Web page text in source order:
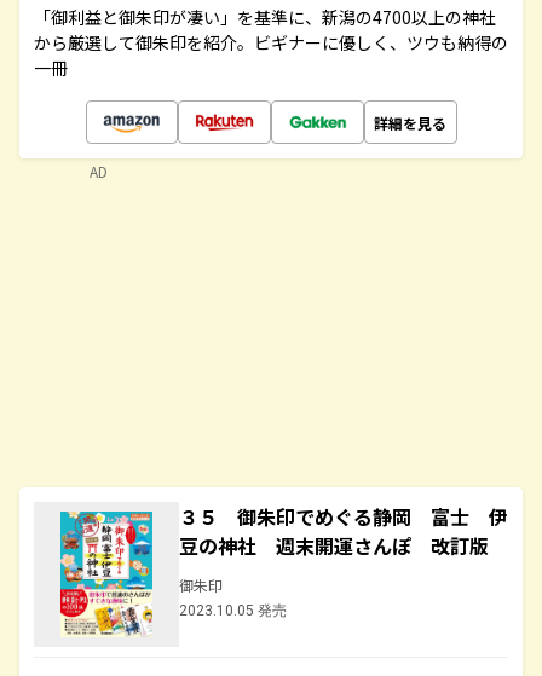
「御利益と御朱印が凄い」を基準に、新潟の4700以上の神社
から厳選して御朱印を紹介。ビギナーに優しく、ツウも納得の
一冊
詳細を見る
３５ 御朱印でめぐる静岡 富士 伊
豆の神社 週末開運さんぽ 改訂版
御朱印
2023.10.05 発売
AD